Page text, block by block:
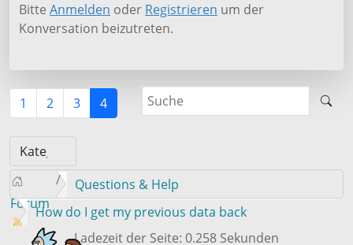
Bitte Anmelden oder Registrieren um der
Konversation beizutreten.
1 2 3 4
Forum
Questions & Help
How do I get my previous data back
Ladezeit der Seite: 0.258 Sekunden